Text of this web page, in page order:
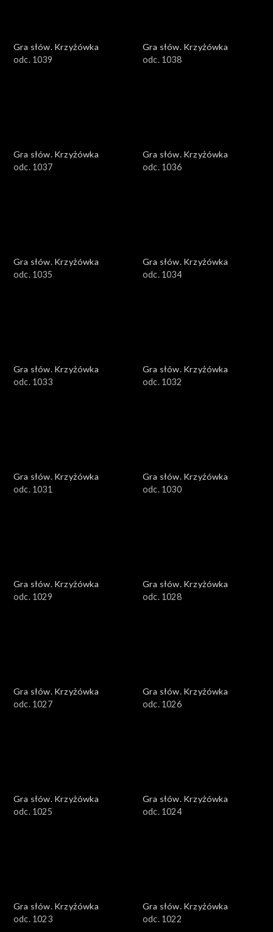
Gra słów. Krzyżówka
odc. 1039
Gra słów. Krzyżówka
odc. 1038
Gra słów. Krzyżówka
odc. 1037
Gra słów. Krzyżówka
odc. 1036
Gra słów. Krzyżówka
odc. 1035
Gra słów. Krzyżówka
odc. 1034
Gra słów. Krzyżówka
odc. 1033
Gra słów. Krzyżówka
odc. 1032
Gra słów. Krzyżówka
odc. 1031
Gra słów. Krzyżówka
odc. 1030
Gra słów. Krzyżówka
odc. 1029
Gra słów. Krzyżówka
odc. 1028
Gra słów. Krzyżówka
odc. 1027
Gra słów. Krzyżówka
odc. 1026
Gra słów. Krzyżówka
odc. 1025
Gra słów. Krzyżówka
odc. 1024
Gra słów. Krzyżówka
odc. 1023
Gra słów. Krzyżówka
odc. 1022